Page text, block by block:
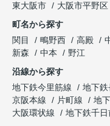
東大阪市
大阪市平野区
町名から探す
関目
鴫野西 高殿
新森
中本
野江
沿線から探す
地下鉄今里筋線
地下
京阪本線
片町線 地
大阪環状線
地下鉄千日